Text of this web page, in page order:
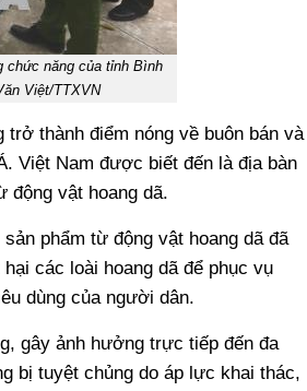
chức năng của tỉnh Bình
Việt/TTXVN
thành điểm nóng về buôn bán và
Việt Nam được biết đến là địa bàn
động vật hoang dã.
phẩm từ động vật hoang dã đã
các loài hoang dã để phục vụ
dùng của người dân.
gây ảnh hưởng trực tiếp đến đa
bị tuyệt chủng do áp lực khai thác,